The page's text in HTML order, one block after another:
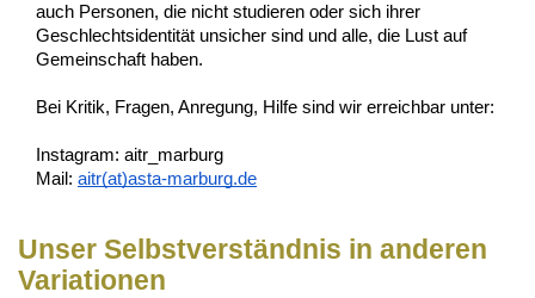
auch Personen, die nicht studieren oder sich ihrer
Geschlechtsidentität unsicher sind und alle, die Lust auf
Gemeinschaft haben.
Bei Kritik, Fragen, Anregung, Hilfe sind wir erreichbar unter:
Instagram: aitr_marburg
Mail: aitr(at)asta-marburg.de
Unser Selbstverständnis in anderen
Variationen